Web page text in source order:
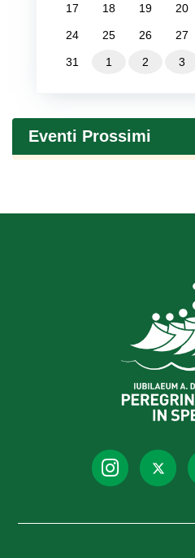
17 18 19 20
24 25 26 27
31 1 2 3
Eventi Prossimi